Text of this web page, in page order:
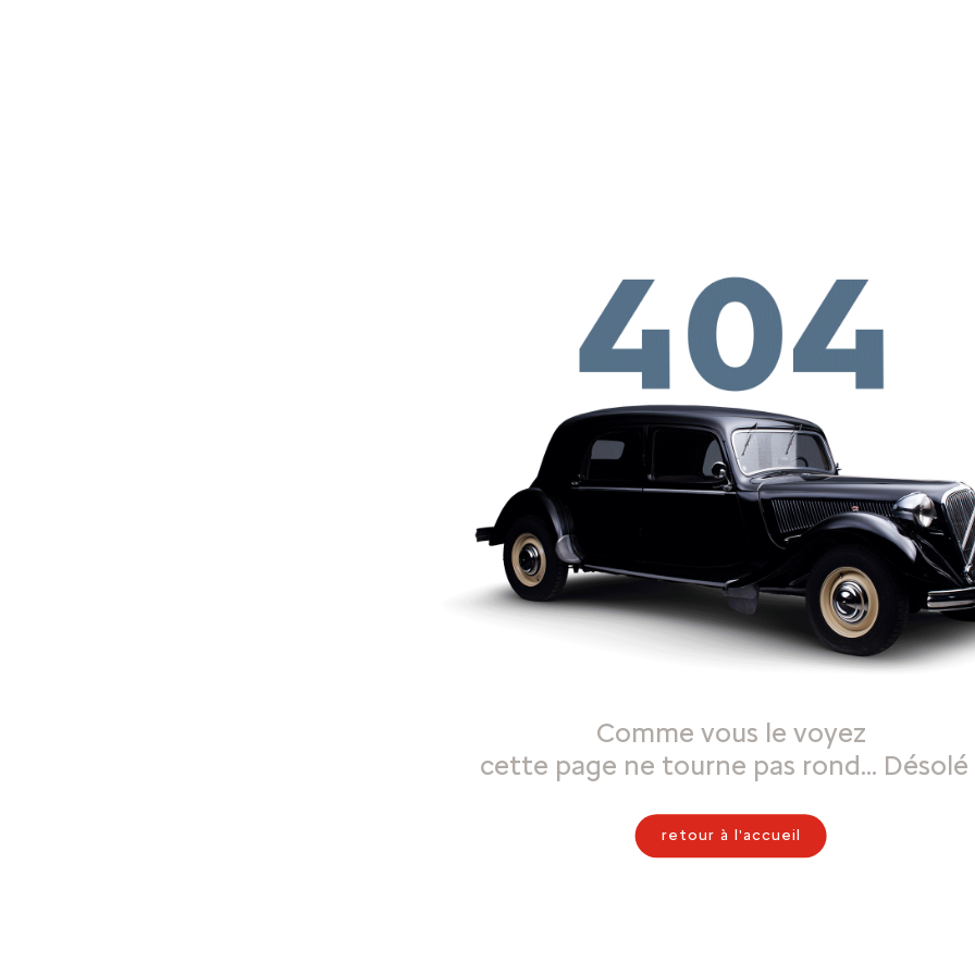
Comme vous le voyez
cette page ne tourne pas rond… Désolé
retour à l'accueil